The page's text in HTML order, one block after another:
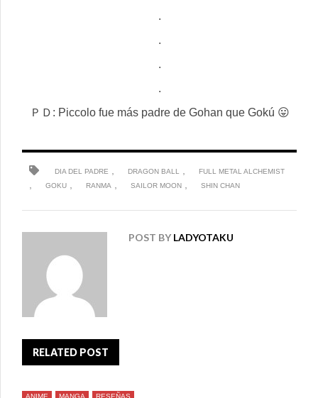
.
.
.
.
ＰＤ: Piccolo fue más padre de Gohan que Gokú 😛
DIA DEL PADRE DRAGON BALL FULL METAL ALCHEMIST
GOKU RANMA SAILOR MOON SHIN CHAN
POST BY LADYOTAKU
RELATED POST
ANIME MANGA RESEÑAS